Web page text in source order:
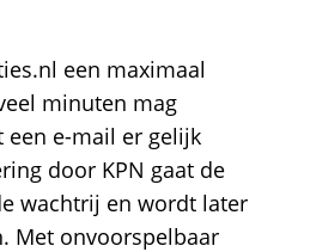
een maximaal
minuten mag
een e-mail er gelijk
door KPN gaat de
wachtrij en wordt later
Met onvoorspelbaar